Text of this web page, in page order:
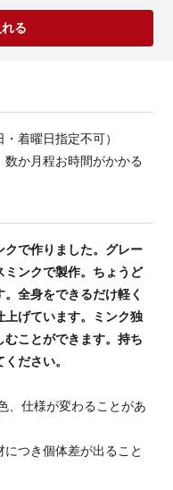
る
着曜日指定不可）
か月程お時間がかかる
クで作りました。グレー
ミンクで製作。ちょうど
全身をできるだけ軽く
げています。ミンク独
ことができます。持ち
ださい。
、仕様が変わることがあ
つき個体差が出ること